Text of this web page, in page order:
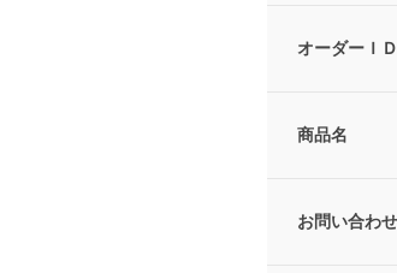
オーダーＩＤ
商品名
お問い合わ